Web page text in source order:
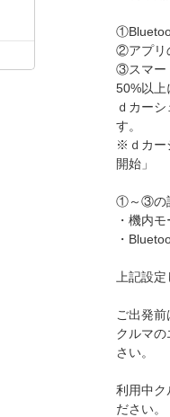
②アプリ
③スマー
50%以上
ｄカー
す。
※ｄカー
開始」
①～③の
・機内
・
上記設
ご出発
クルマ
さい。
利用中ク
ださい。